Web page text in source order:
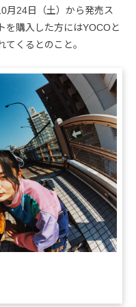
月24日（土）から発売ス
を購入した方にはYOCOと
くるとのこと。